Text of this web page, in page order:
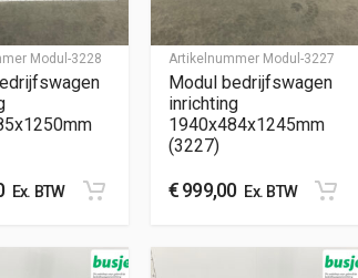
Modul-3228
Ex. BTW
Artikelnummer Modul-3227
Modul bedrijfswagen
inrichting
1940x484x1245mm
(3227)
€999,00Ex. BTW